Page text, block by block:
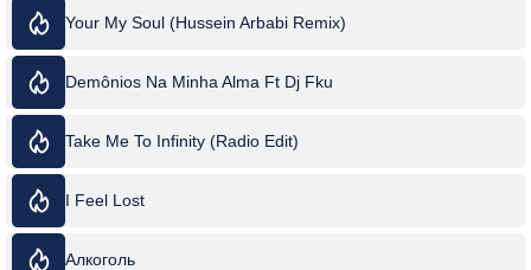
Your My Soul (Hussein Arbabi Remix)
Demônios Na Minha Alma Ft Dj Fku
Take Me To Infinity (Radio Edit)
I Feel Lost
Алкоголь